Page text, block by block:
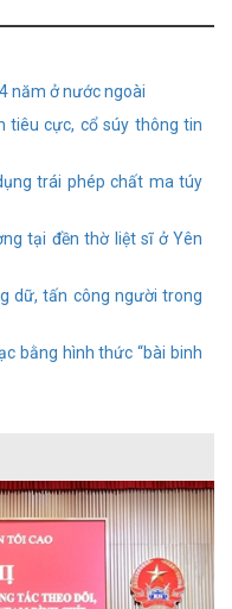
năm ở nước ngoài
tiêu cực, cổ súy thông tin
trái phép chất ma túy
tại đền thờ liệt sĩ ở Yên
dữ, tấn công người trong
bằng hình thức “bài binh